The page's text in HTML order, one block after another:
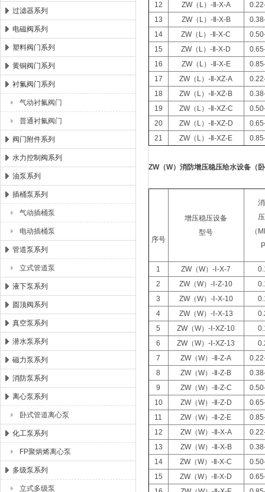
过滤器系列
电磁阀系列
塑料阀门系列
黄铜阀门系列
衬氟阀门系列
气动衬氟阀门
普通衬氟阀门
阀门附件系列
水力控制阀系列
油泵系列
插桶泵系列
气动插桶泵
电动插桶泵
管道泵系列
立式管道泵
液下泵系列
圆顶阀系列
真空泵系列
潜水泵系列
磁力泵系列
消防泵系列
离心泵系列
卧式管道离心泵
化工泵系列
FP聚炳烯离心泵
多级泵系列
立式多级泵
12
ZW（L）-Ⅱ-X-A
13
ZW（L）-Ⅱ-X-B
14
ZW（L）-Ⅱ-X-C
15
ZW（L）-Ⅱ-X-D
16
ZW（L）-Ⅱ-X-E
17
ZW（L）-Ⅱ-XZ-A
18
ZW（L）-Ⅱ-XZ-B
19
ZW（L）-Ⅱ-XZ-C
20
ZW（L）-Ⅱ-XZ-D
21
ZW（L）-Ⅱ-XZ-E
ZW（W）消防增压稳压给水设备（
序号
增压稳压设备
型号
（
1 ZW（W）-Ⅰ-X-7
2
ZW（W）-Ⅰ-Z-10
3
ZW（W）-Ⅰ-X-10
4
ZW（W）-Ⅰ-X-13
5
ZW（W）-Ⅰ-XZ-10
6
ZW（W）-Ⅰ-XZ-13
7
ZW（W）-Ⅱ-Z-A
8
ZW（W）-Ⅱ-Z-B
9
ZW（W）-Ⅱ-Z-C
10
ZW（W）-Ⅱ-Z-D
11
ZW（W）-Ⅱ-Z-E
12
ZW（W）-Ⅱ-X-A
13
ZW（W）-Ⅱ-X-B
14
ZW（W）-Ⅱ-X-C
15
ZW（W）-Ⅱ-X-D